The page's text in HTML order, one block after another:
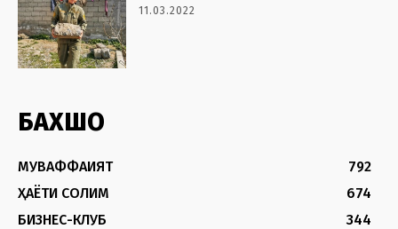
11.03.2022
БАХШҲО
МУВАФФАҚИЯТ
792
ҲАЁТИ СОЛИМ
674
БИЗНЕС-КЛУБ
344